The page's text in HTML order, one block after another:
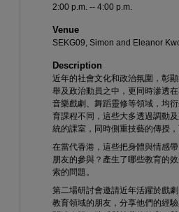
2:00 p.m. -- 4:00 p.m.
Venue
SEKG09, Simon and Eleanor
Description
近年的社會文化和政治氛圍，彰
舉及政治動員之中，更同時滲透
音樂戲劇、舞蹈靈修等領域，均
育課程不同，這些大多透過調動
統的課室，同時側重技藝的傳授，
在當代香港，這些把身體與情感
朋友的參與？產生了哪些教育的
索的問題。
第二場研討會邀請近年活躍於戲
教育領域的朋友，分享他們的經